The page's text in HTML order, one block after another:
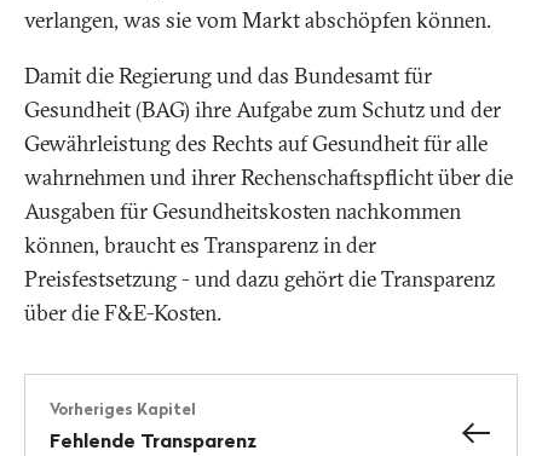
verlangen, was sie vom Markt abschöpfen können.
Damit die Regierung und das Bundesamt für
Gesundheit (BAG) ihre Aufgabe zum Schutz und der
Gewährleistung des Rechts auf Gesundheit für alle
wahrnehmen und ihrer Rechenschaftspflicht über die
Ausgaben für Gesundheitskosten nachkommen
können, braucht es Transparenz in der
Preisfestsetzung - und dazu gehört die Transparenz
über die F&E-Kosten.
Vorheriges Kapitel
Fehlende Transparenz